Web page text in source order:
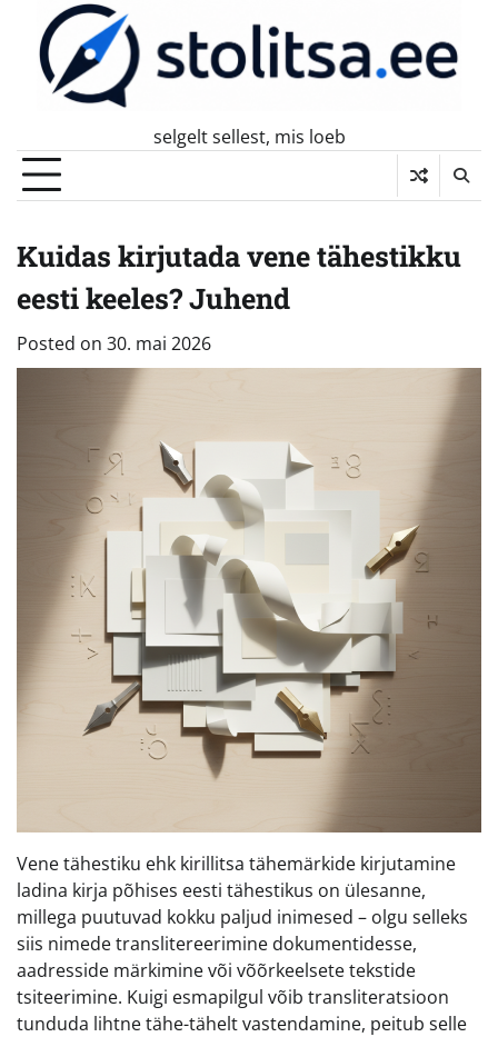
content
selgelt sellest, mis loeb
Kuidas kirjutada vene tähestikku
eesti keeles? Juhend
Posted on 30. mai 2026
Vene tähestiku ehk kirillitsa tähemärkide kirjutamine
ladina kirja põhises eesti tähestikus on ülesanne,
millega puutuvad kokku paljud inimesed – olgu selleks
siis nimede translitereerimine dokumentidesse,
aadresside märkimine või võõrkeelsete tekstide
tsiteerimine. Kuigi esmapilgul võib transliteratsioon
tunduda lihtne tähe-tähelt vastendamine, peitub selle